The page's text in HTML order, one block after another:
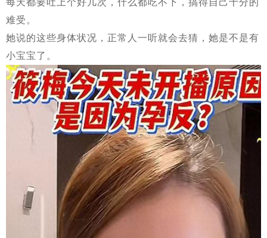
每天都要吐上个好几次，什么都吃不下，搞得自己十分的
难受。
她说的这些身体状况，正常人一听就会去猜，她是不是有
小宝宝了。